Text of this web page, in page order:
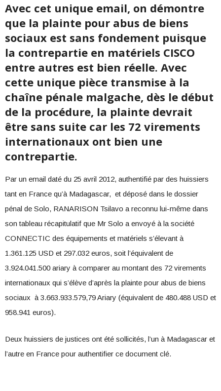
Avec cet unique email, on démontre
que la plainte pour abus de biens
sociaux est sans fondement puisque
la contrepartie en matériels CISCO
entre autres est bien réelle. Avec
cette unique pièce transmise à la
chaîne pénale malgache, dès le début
de la procédure, la plainte devrait
être sans suite car les 72 virements
internationaux ont bien une
contrepartie.
Par un email daté du 25 avril 2012, authentifié par des huissiers
tant en France qu’à Madagascar, et déposé dans le dossier
pénal de Solo, RANARISON Tsilavo a reconnu lui-même dans
son tableau récapitulatif que Mr Solo a envoyé à la société
CONNECTIC des équipements et matériels s’élevant à
1.361.125 USD et 297.032 euros, soit l’équivalent de
3.924.041.500 ariary à comparer au montant des 72 virements
internationaux qui s’élève d’après la plainte pour abus de biens
sociaux à 3.663.933.579,79 Ariary (équivalent de 480.488 USD et
958.941 euros).
Deux huissiers de justices ont été sollicités, l’un à Madagascar et
l’autre en France pour authentifier ce document clé.